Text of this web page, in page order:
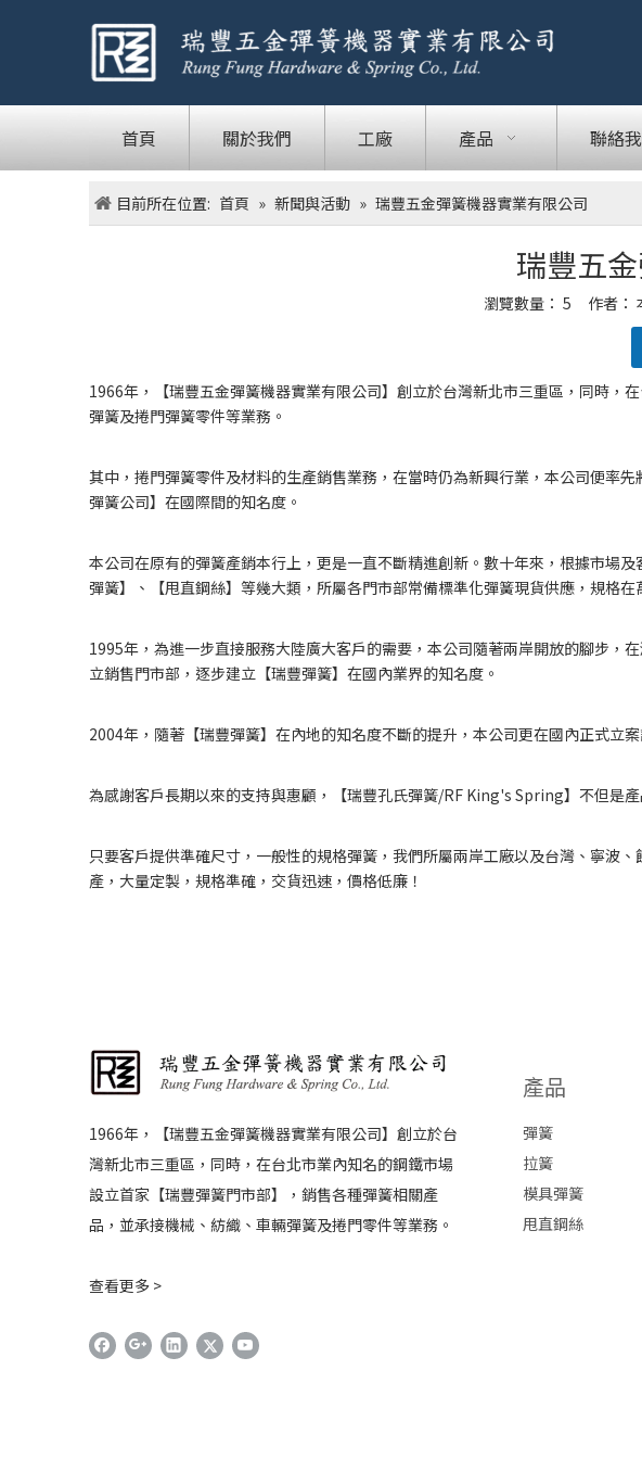
首頁 關於我們 工廠 產品 聯絡
目前所在位置: 首頁 » 新聞與活動 » 瑞豐五金彈簧機器實業有限公司
瑞豐五
瀏覽數量： 5 作者：
1966年，【瑞豐五金彈簧機器實業有限公司】創立於台灣新北市三重區，同時，
彈簧及捲門彈簧零件等業務。
其中，捲門彈簧零件及材料的生產銷售業務，在當時仍為新興行業，本公司便率
彈簧公司】在國際間的知名度。
本公司在原有的彈簧產銷本行上，更是一直不斷精進創新。數十年來，根據市場
彈簧】、【甩直鋼絲】等幾大類，所屬各門市部常備標準化彈簧現貨供應，規格在
1995年，為進一步直接服務大陸廣大客戶的需要，本公司隨著兩岸開放的腳步
立銷售門市部，逐步建立【瑞豐彈簧】在國內業界的知名度。
2004年，隨著【瑞豐彈簧】在內地的知名度不斷的提升，本公司更在國內正式立
為感謝客戶長期以來的支持與惠顧，【瑞豐孔氏彈簧/RF King's Spring】不但是產
只要客戶提供準確尺寸，一般性的規格彈簧，我們所屬兩岸工廠以及台灣、寧波
產，大量定製，規格準確，交貨迅速，價格低廉！
1966年，【瑞豐五金彈簧機器實業有限公司】創立於台
灣新北市三重區，同時，在台北市業內知名的鋼鐵市場
設立首家【瑞豐彈簧門市部】，銷售各種彈簧相關產
品，並承接機械、紡織、車輛彈簧及捲門零件等業務。
查看更多 >
產品
彈簧
拉簧
模具彈簧
甩直鋼絲